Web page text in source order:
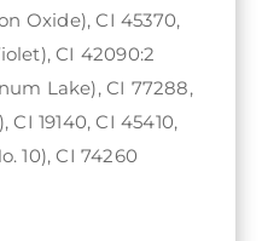
Oxide), CI 45370,
CI 42090:2
Lake), CI 77288,
19140, CI 45410,
10), CI 74260